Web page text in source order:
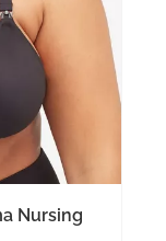
Nursing